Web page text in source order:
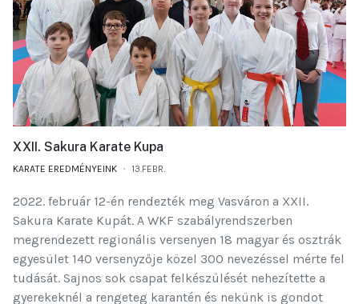
XXII. Sakura Karate Kupa
KARATE EREDMÉNYEINK 13.FEBR.
2022. február 12-én rendezték meg Vasváron a XXII.
Sakura Karate Kupát. A WKF szabályrendszerben
megrendezett regionális versenyen 18 magyar és osztrák
egyesület 140 versenyzője közel 300 nevezéssel mérte fel
tudását. Sajnos sok csapat felkészülését nehezítette a
gyerekeknél a rengeteg karantén és nekünk is gondot